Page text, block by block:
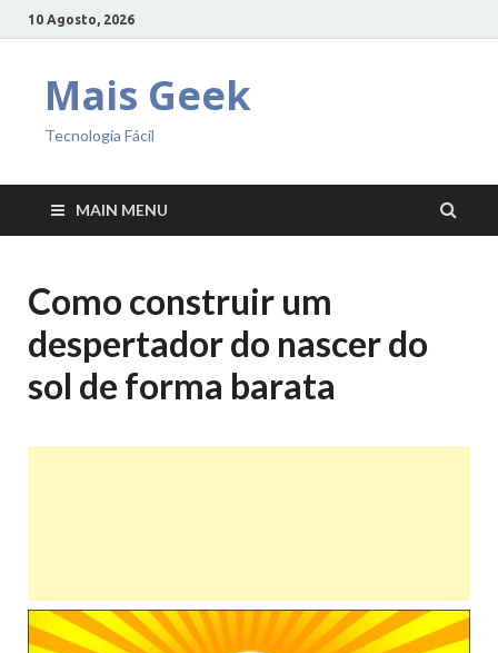
10 Agosto, 2026
Mais Geek
Tecnologia Fácil
MAIN MENU
Como construir um
despertador do nascer do
sol de forma barata